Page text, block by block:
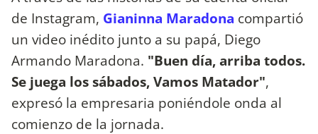
de Instagram, Gianinna Maradona compartió
un video inédito junto a su papá, Diego
Armando Maradona. "Buen día, arriba todos.
Se juega los sábados, Vamos Matador",
expresó la empresaria poniéndole onda al
comienzo de la jornada.